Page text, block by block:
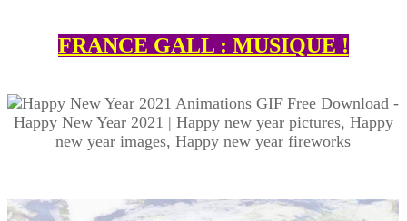
FRANCE GALL : MUSIQUE !